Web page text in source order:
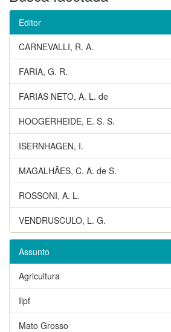
Editor
CARNEVALLI, R. A.
FARIA, G. R.
FARIAS NETO, A. L. de
HOOGERHEIDE, E. S. S.
ISERNHAGEN, I.
MAGALHÃES, C. A. de S.
ROSSONI, A. L.
VENDRUSCULO, L. G.
Assunto
Agricultura
Ilpf
Mato Grosso